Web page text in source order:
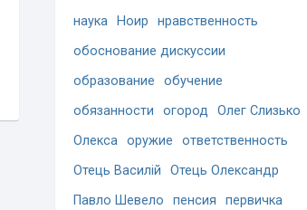
наука
Ноир
нравственность
обоснование дискуссии
образование
обучение
обязанности
огород
Олег Слизько
Олекса оружие
ответственность
Отець Василій
Отець Олександр
Павло Шевело
пенсия
первичка